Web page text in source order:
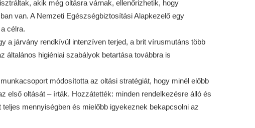
akik még oltásra várnak, ellenőrizhetik, hogy
van. A Nemzeti Egészségbiztosítási Alapkezelő egy
célra.
a járvány rendkívül intenzíven terjed, a brit vírusmutáns több
általános higiéniai szabályok betartása továbbra is
módosította az oltási stratégiát, hogy minél előbb
első oltását – írták. Hozzátették: minden rendelkezésre álló és
mennyiségben és mielőbb igyekeznek bekapcsolni az